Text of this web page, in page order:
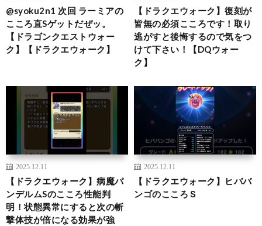
@syoku2n1 次回 ラーミアの
こころ直Sゲットだぜッ。
【ドラゴンクエストウォー
ク】【ドラクエウォーク】
【ドラクエウォーク】復刻が
皆無の必須こころです！取り
逃がすと後悔するので気をつ
けて下さい！【DQウォー
ク】
2025.12.11
【ドラクエウォーク】病魔パ
ンデルムSのこころ性能判
明！状態異常にすると次の斬
撃体技が倍になる効果が強
2025.12.11
【ドラクエウォーク】ヒババ
ンゴのこころＳ